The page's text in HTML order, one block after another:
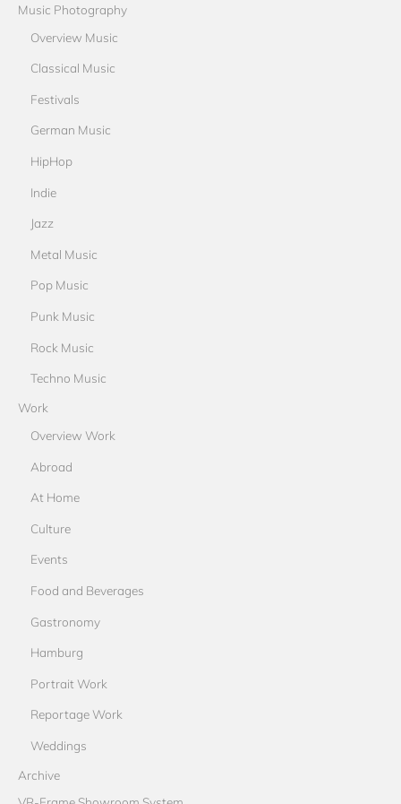
Music Photography
Overview Music
Classical Music
Festivals
German Music
HipHop
Indie
Jazz
Metal Music
Pop Music
Punk Music
Rock Music
Techno Music
Work
Overview Work
Abroad
At Home
Culture
Events
Food and Beverages
Gastronomy
Hamburg
Portrait Work
Reportage Work
Weddings
Archive